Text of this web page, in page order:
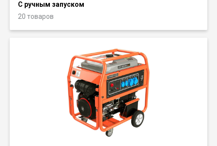
С ручным запуском
20 товаров